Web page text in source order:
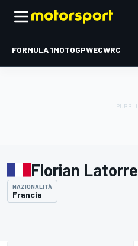
FORMULA 1MOTOGPWECWRC
Florian Latorre
NAZIONALITÀ
Francia